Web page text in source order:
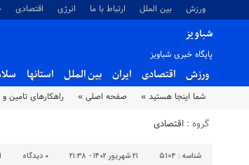
ورزش بین الملل ارتباط با ما انرژی اقتصادی
شباویز
پایگاه خبری شباویز
ورزش اقتصادی ایران بین الملل استانها
شما اینجا هستید » صفحه اصلی » راهکارهای تامین
گروه : اقتصادی
شناسه : 5104 ۲۱ شهریور ۱۴۰۲ - ۲۱:۳۸ ۰ دیدگاه